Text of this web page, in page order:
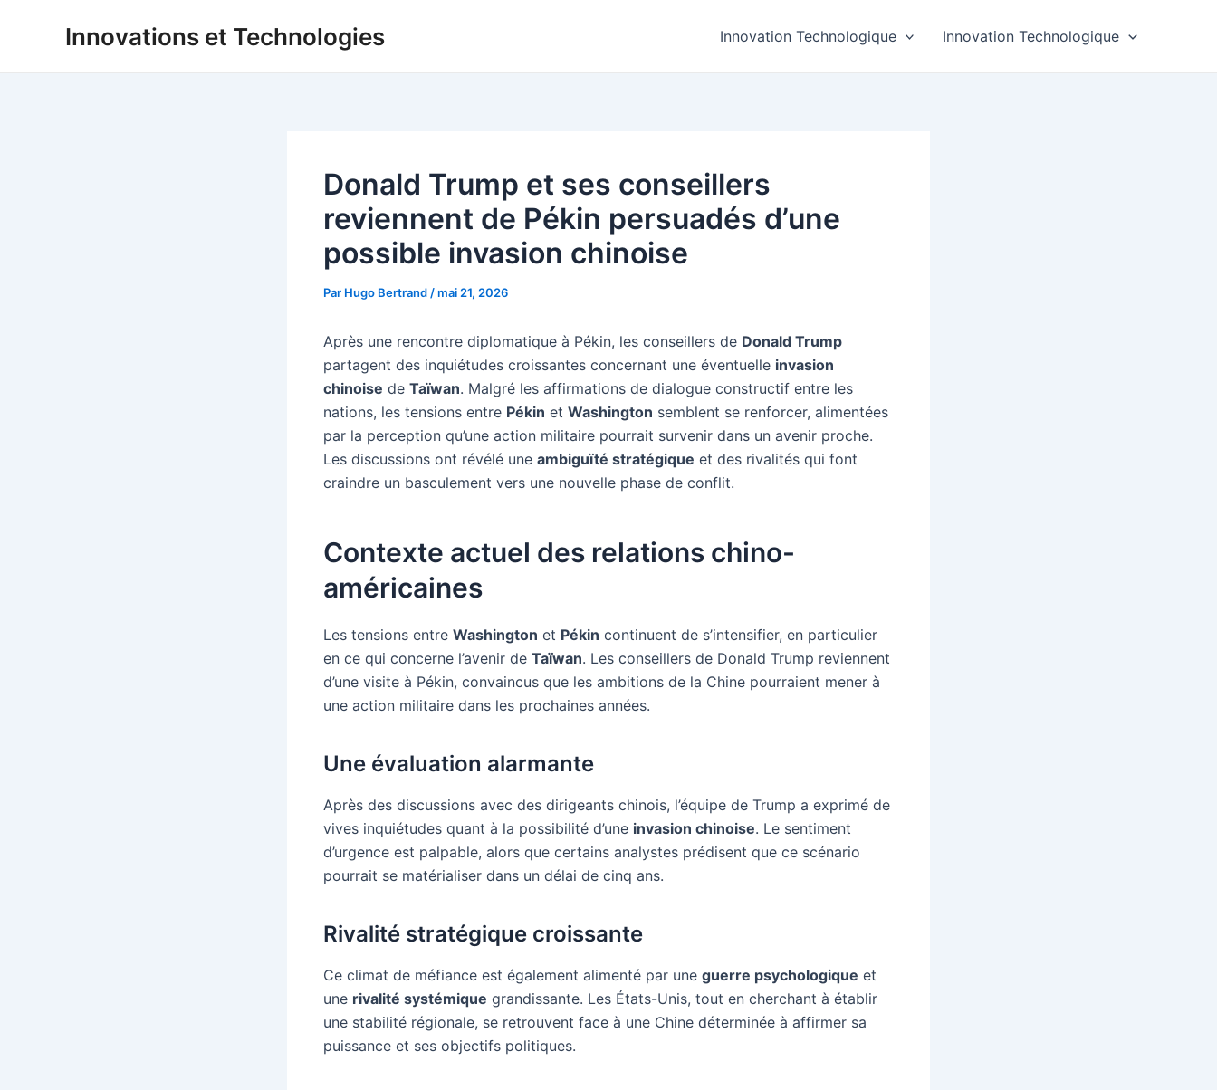
Innovations et Technologies Innovation Technologique Innovation Technologique
Donald Trump et ses conseillers
reviennent de Pékin persuadés d’une
possible invasion chinoise
Par Hugo Bertrand /mai 21, 2026
Après une rencontre diplomatique à Pékin, les conseillers de Donald Trump
partagent des inquiétudes croissantes concernant une éventuelle invasion
chinoise de Taïwan. Malgré les affirmations de dialogue constructif entre les
nations, les tensions entre Pékin et Washington semblent se renforcer, alimentées
par la perception qu’une action militaire pourrait survenir dans un avenir proche.
Les discussions ont révélé une ambiguïté stratégique et des rivalités qui font
craindre un basculement vers une nouvelle phase de conflit.
Contexte actuel des relations chino-
américaines
Les tensions entre Washington et Pékin continuent de s’intensifier, en particulier
en ce qui concerne l’avenir de Taïwan. Les conseillers de Donald Trump reviennent
d’une visite à Pékin, convaincus que les ambitions de la Chine pourraient mener à
une action militaire dans les prochaines années.
Une évaluation alarmante
Après des discussions avec des dirigeants chinois, l’équipe de Trump a exprimé de
vives inquiétudes quant à la possibilité d’une invasion chinoise. Le sentiment
d’urgence est palpable, alors que certains analystes prédisent que ce scénario
pourrait se matérialiser dans un délai de cinq ans.
Rivalité stratégique croissante
Ce climat de méfiance est également alimenté par une guerre psychologique et
une rivalité systémique grandissante. Les États-Unis, tout en cherchant à établir
une stabilité régionale, se retrouvent face à une Chine déterminée à affirmer sa
puissance et ses objectifs politiques.